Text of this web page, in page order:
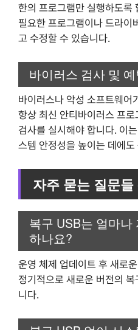
한의 프로그램만 실행하도록
필요한 프로그램이나 드라이
고 수정할 수 있습니다.
바이러스 검사 및
바이러스나 악성 소프트웨어
항상 최신 안티바이러스 프
검사를 실시해야 합니다. 이
스템 안정성을 높이는 데에
자주 묻는 질문들
복구 USB는 얼마
하나요?
운영 체제 업데이트 후 새로
정기적으로 새로운 버전의
니다.